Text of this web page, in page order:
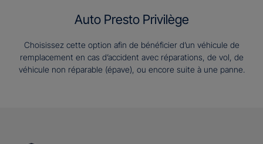
Auto Presto Privilège
Choisissez cette option afin de bénéficier d’un véhicule de
remplacement en cas d’accident avec réparations, de vol, de
véhicule non réparable (épave), ou encore suite à une panne.